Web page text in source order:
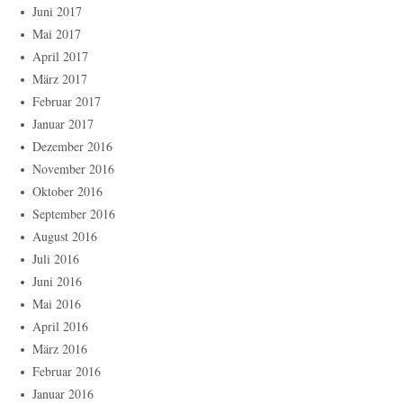
Juni 2017
Mai 2017
April 2017
März 2017
Februar 2017
Januar 2017
Dezember 2016
November 2016
Oktober 2016
September 2016
August 2016
Juli 2016
Juni 2016
Mai 2016
April 2016
März 2016
Februar 2016
Januar 2016